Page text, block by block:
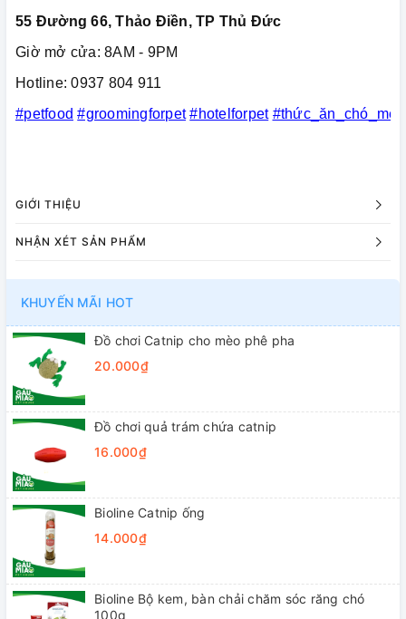
55 Đường 66, Thảo Điền, TP Thủ Đức
Giờ mở cửa: 8AM - 9PM
Hotline: 0937 804 911
#petfood #groomingforpet #hotelforpet #thức_ăn_chó_mèo
GIỚI THIỆU
NHẬN XÉT SẢN PHẨM
KHUYẾN MÃI HOT
Đồ chơi Catnip cho mèo phê pha
20.000₫
Đồ chơi quả trám chứa catnip
16.000₫
Bioline Catnip ống
14.000₫
Bioline Bộ kem, bàn chải chăm sóc răng chó
100g